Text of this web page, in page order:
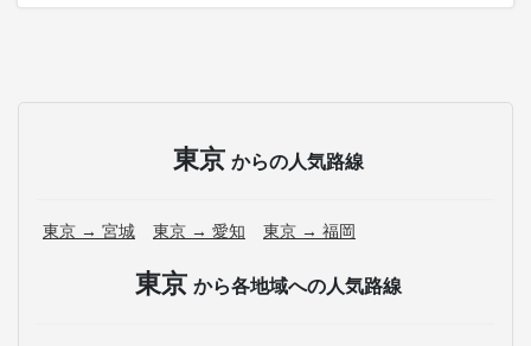
東京 からの人気路線
東京 → 宮城 東京 → 愛知 東京 → 福岡
東京 から各地域への人気路線